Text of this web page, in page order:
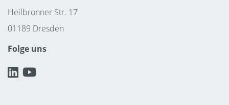
Heilbronner Str. 17
01189 Dresden
Folge uns